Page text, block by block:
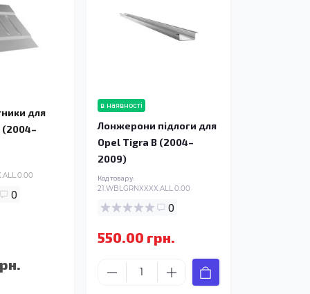
для
(2004–
0
в наявності
Лонжерони підлоги для
Opel Tigra B (2004–
2009)
Код товару:
21.WBLGRNXXXX.ALL.0.00
0
550.00 грн.